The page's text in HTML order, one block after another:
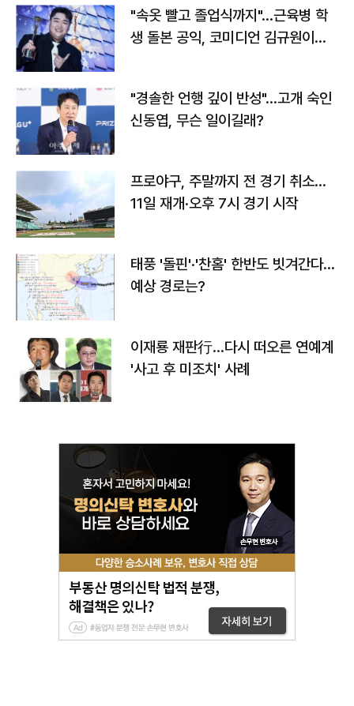
"속옷 빨고 졸업식까지"…근육병 학
생 돌본 공익, 코미디언 김규원이었
"경솔한 언행 깊이 반성"…고개 숙인
신동엽, 무슨 일이길래?
프로야구, 주말까지 전 경기 취소…
11일 재개·오후 7시 경기 시작
태풍 '돌핀'·'찬홈' 한반도 빗겨간다…
예상 경로는?
이재룡 재판行…다시 떠오른 연예계
'사고 후 미조치' 사례